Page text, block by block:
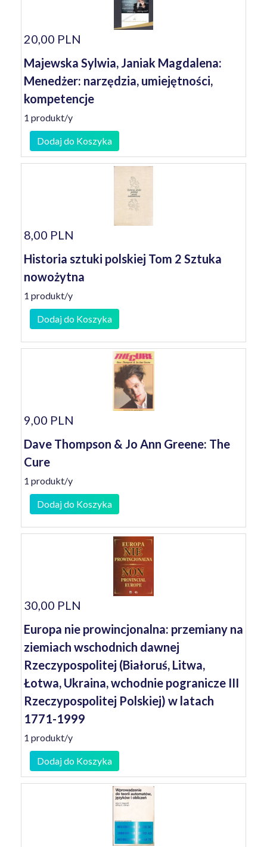
20,00 PLN
Majewska Sylwia, Janiak Magdalena:
Menedżer: narzędzia, umiejętności,
kompetencje
1 produkt/y
Dodaj do Koszyka
8,00 PLN
Historia sztuki polskiej Tom 2 Sztuka
nowożytna
1 produkt/y
Dodaj do Koszyka
9,00 PLN
Dave Thompson & Jo Ann Greene: The
Cure
1 produkt/y
Dodaj do Koszyka
30,00 PLN
Europa nie prowincjonalna: przemiany na
ziemiach wschodnich dawnej
Rzeczypospolitej (Białoruś, Litwa,
Łotwa, Ukraina, wchodnie pogranicze III
Rzeczypospolitej Polskiej) w latach
1771-1999
1 produkt/y
Dodaj do Koszyka